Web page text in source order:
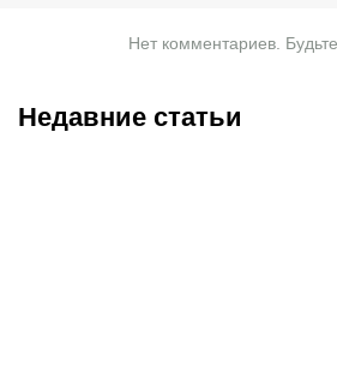
Нет комментариев.
Недавние статьи